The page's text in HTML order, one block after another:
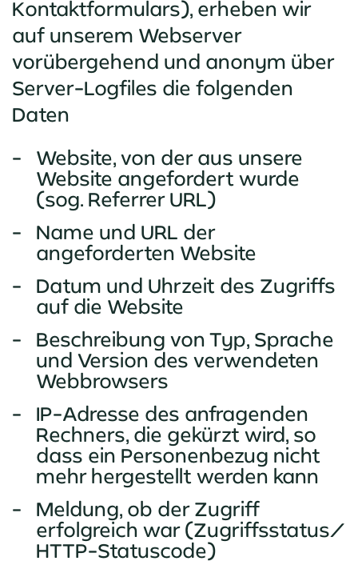
Kontaktformulars), erheben wir
auf unserem Webserver
vorübergehend und anonym über
Server-Logfiles die folgenden
Daten
Website, von der aus unsere
Website angefordert wurde
(sog. Referrer URL)
Name und URL der
angeforderten Website
Datum und Uhrzeit des Zugriffs
auf die Website
Beschreibung von Typ, Sprache
und Version des verwendeten
Webbrowsers
IP-Adresse des anfragenden
Rechners, die gekürzt wird, so
dass ein Personenbezug nicht
mehr hergestellt werden kann
Meldung, ob der Zugriff
erfolgreich war (Zugriffsstatus/
HTTP-Statuscode)